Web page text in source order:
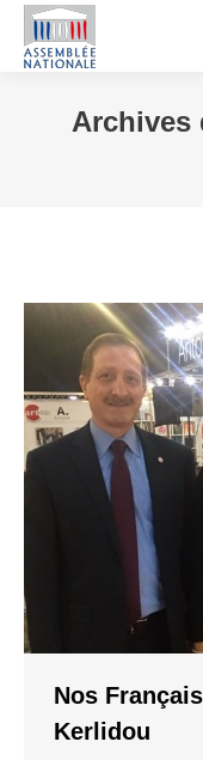
Archives
Nos
Kerlidou